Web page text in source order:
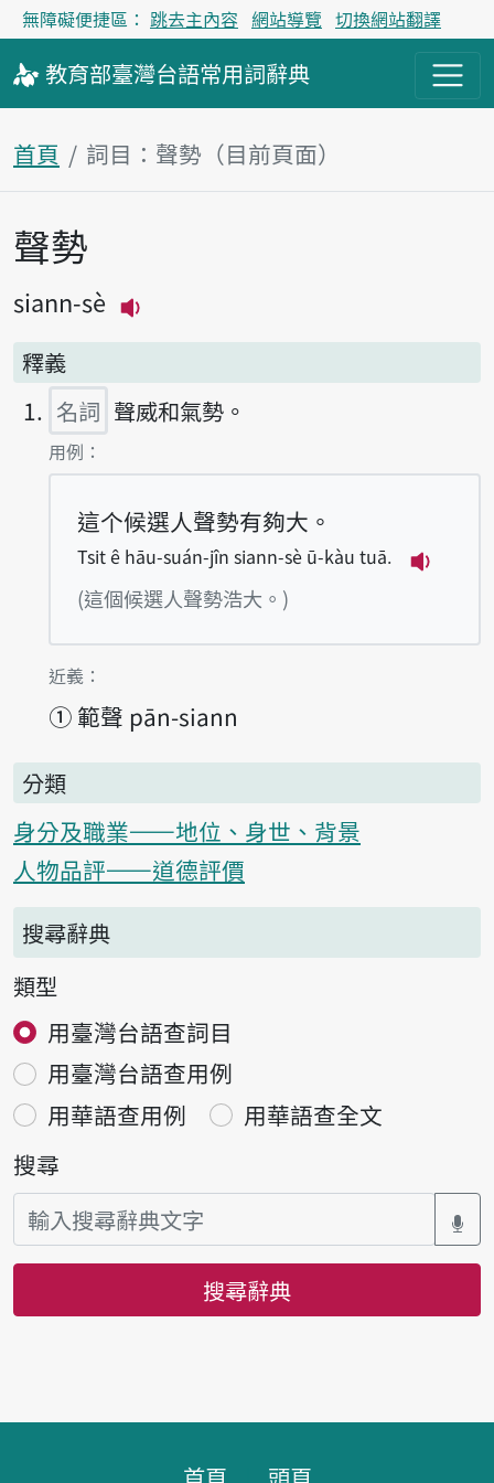
無障礙便捷區： 跳去主內容 網站導覽 切換網站翻譯
教育部臺灣台語常用詞辭典
首頁 詞目：聲勢（目前頁面）
主內容區塊
聲勢
siann-sè
釋義
名詞 聲威和氣勢。
第1項釋義的
用例：
這个候選人聲勢有夠大。
Tsit ê hāu-suán-jîn siann-sè ū-kàu tuā.
(這個候選人聲勢浩大。)
第1項釋義的
近義：
① 範聲 pān-siann
分類
身分及職業——地位、身世、背景
人物品評——道德評價
搜尋辭典
類型
用臺灣台語查詞目
用臺灣台語查用例
用華語查用例
用華語查全文
搜尋
搜尋辭典